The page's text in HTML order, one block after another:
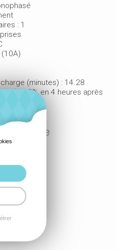
: 1
(minutes) : 14.28
: 90% en 4 heures après